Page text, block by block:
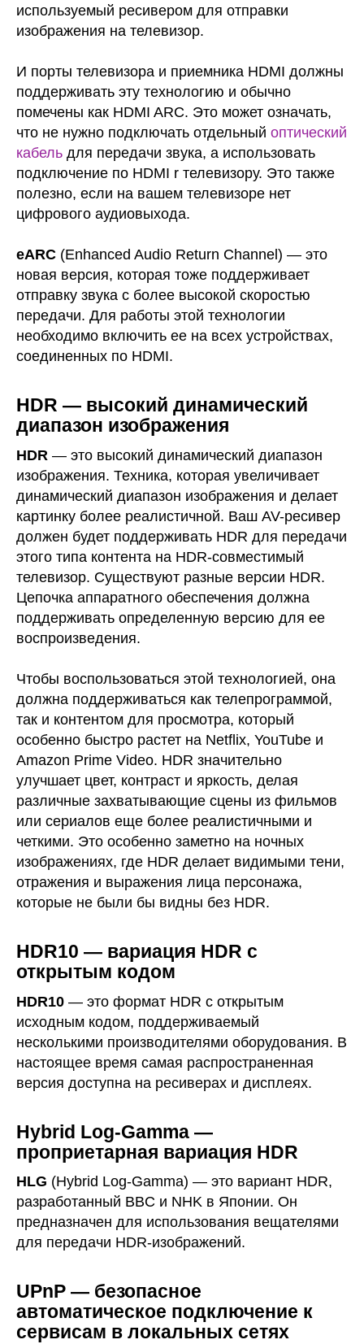
используемый ресивером для отправки
изображения на телевизор.
И порты телевизора и приемника HDMI должны
поддерживать эту технологию и обычно
помечены как HDMI ARC. Это может означать,
что не нужно подключать отдельный оптический
кабель для передачи звука, а использовать
подключение по HDMI r телевизору. Это также
полезно, если на вашем телевизоре нет
цифрового аудиовыхода.
eARC (Enhanced Audio Return Channel) — это
новая версия, которая тоже поддерживает
отправку звука с более высокой скоростью
передачи. Для работы этой технологии
необходимо включить ее на всех устройствах,
соединенных по HDMI.
HDR — высокий динамический
диапазон изображения
HDR — это высокий динамический диапазон
изображения. Техника, которая увеличивает
динамический диапазон изображения и делает
картинку более реалистичной. Ваш AV-ресивер
должен будет поддерживать HDR для передачи
этого типа контента на HDR-совместимый
телевизор. Существуют разные версии HDR.
Цепочка аппаратного обеспечения должна
поддерживать определенную версию для ее
воспроизведения.
Чтобы воспользоваться этой технологией, она
должна поддерживаться как телепрограммой,
так и контентом для просмотра, который
особенно быстро растет на Netflix, YouTube и
Amazon Prime Video. HDR значительно
улучшает цвет, контраст и яркость, делая
различные захватывающие сцены из фильмов
или сериалов еще более реалистичными и
четкими. Это особенно заметно на ночных
изображениях, где HDR делает видимыми тени,
отражения и выражения лица персонажа,
которые не были бы видны без HDR.
HDR10 — вариация HDR с
открытым кодом
HDR10 — это формат HDR с открытым
исходным кодом, поддерживаемый
несколькими производителями оборудования. В
настоящее время самая распространенная
версия доступна на ресиверах и дисплеях.
Hybrid Log-Gamma —
проприетарная вариация HDR
HLG (Hybrid Log-Gamma) — это вариант HDR,
разработанный BBC и NHK в Японии. Он
предназначен для использования вещателями
для передачи HDR-изображений.
UPnP — безопасное
автоматическое подключение к
сервисам в локальных сетях